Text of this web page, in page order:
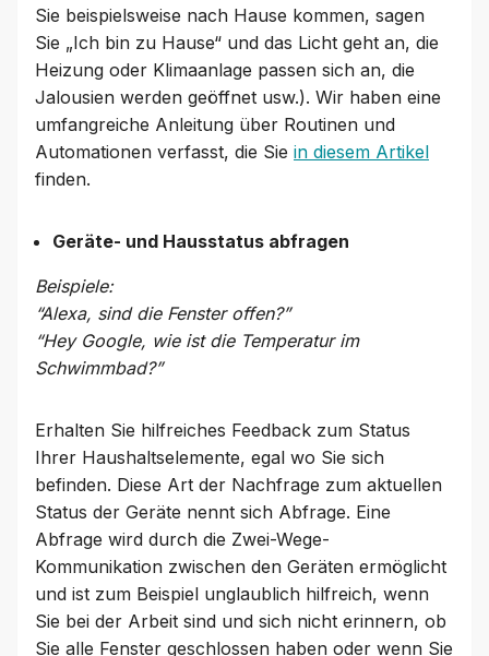
Sie beispielsweise nach Hause kommen, sagen
Sie „Ich bin zu Hause“ und das Licht geht an, die
Heizung oder Klimaanlage passen sich an, die
Jalousien werden geöffnet usw.). Wir haben eine
umfangreiche Anleitung über Routinen und
Automationen verfasst, die Sie in diesem Artikel
finden.
Geräte- und Hausstatus abfragen
Beispiele:
“Alexa, sind die Fenster offen?”
“Hey Google, wie ist die Temperatur im
Schwimmbad?”
Erhalten Sie hilfreiches Feedback zum Status
Ihrer Haushaltselemente, egal wo Sie sich
befinden. Diese Art der Nachfrage zum aktuellen
Status der Geräte nennt sich Abfrage. Eine
Abfrage wird durch die Zwei-Wege-
Kommunikation zwischen den Geräten ermöglicht
und ist zum Beispiel unglaublich hilfreich, wenn
Sie bei der Arbeit sind und sich nicht erinnern, ob
Sie alle Fenster geschlossen haben oder wenn Sie